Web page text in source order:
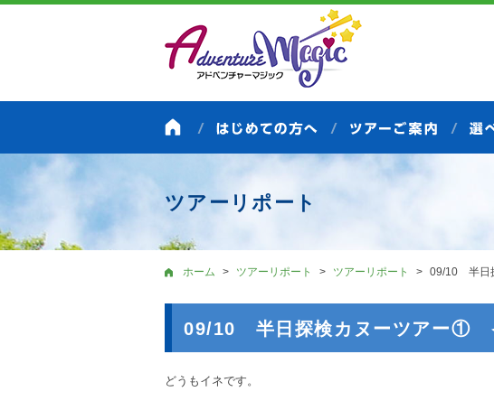
ツアーリポート
ホーム ツアーリポート ツアーリポート 09/10 半日
09/10 半日探検カヌーツアー①
どうもイネです。